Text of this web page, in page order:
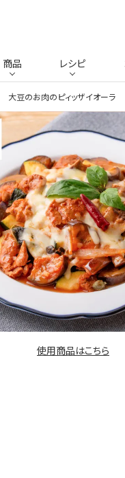
商品 レシピ
大豆のお肉のピィッザイオーラ
使用商品はこちら